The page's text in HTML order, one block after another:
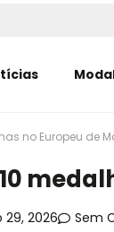
no Europeu de
29, 2026 Sem